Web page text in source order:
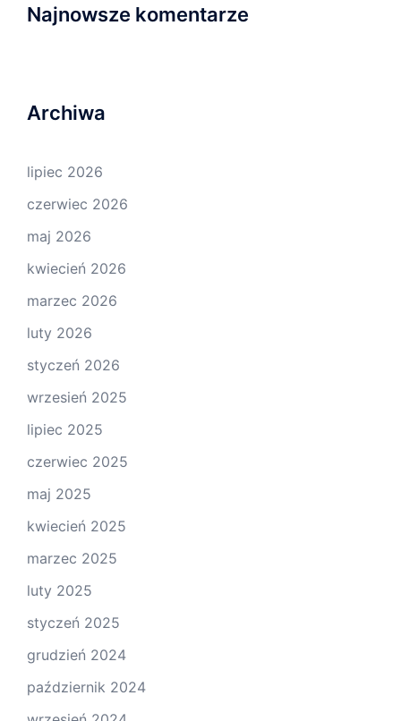
Najnowsze komentarze
Archiwa
lipiec 2026
czerwiec 2026
maj 2026
kwiecień 2026
marzec 2026
luty 2026
styczeń 2026
wrzesień 2025
lipiec 2025
czerwiec 2025
maj 2025
kwiecień 2025
marzec 2025
luty 2025
styczeń 2025
grudzień 2024
październik 2024